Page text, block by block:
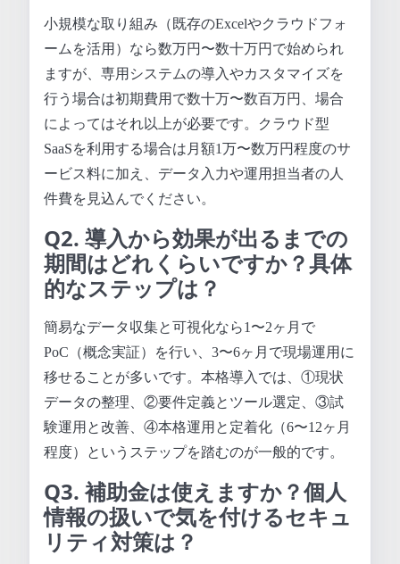
小規模な取り組み（既存のExcelやクラウドフォ
ームを活用）なら数万円〜数十万円で始められ
ますが、専用システムの導入やカスタマイズを
行う場合は初期費用で数十万〜数百万円、場合
によってはそれ以上が必要です。クラウド型
SaaSを利用する場合は月額1万〜数万円程度のサ
ービス料に加え、データ入力や運用担当者の人
件費を見込んでください。
Q2. 導入から効果が出るまでの
期間はどれくらいですか？具体
的なステップは？
簡易なデータ収集と可視化なら1〜2ヶ月で
PoC（概念実証）を行い、3〜6ヶ月で現場運用に
移せることが多いです。本格導入では、①現状
データの整理、②要件定義とツール選定、③試
験運用と改善、④本格運用と定着化（6〜12ヶ月
程度）というステップを踏むのが一般的です。
Q3. 補助金は使えますか？個人
情報の扱いで気を付けるセキュ
リティ対策は？